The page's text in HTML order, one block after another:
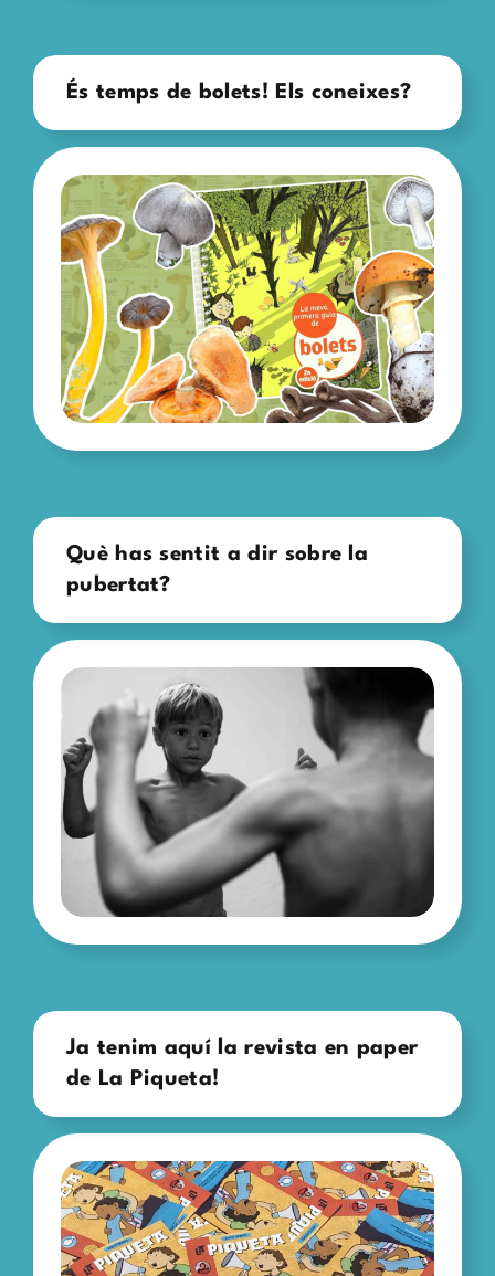
És temps de bolets! Els coneixes?
Què has sentit a dir sobre la
pubertat?
Ja tenim aquí la revista en paper
de La Piqueta!